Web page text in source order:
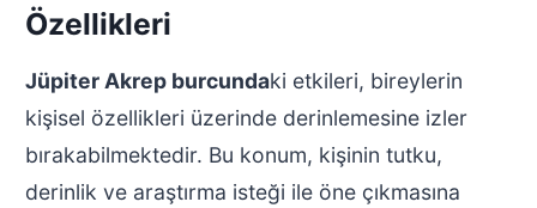
Özellikleri
Jüpiter Akrep burcundaki etkileri, bireylerin
kişisel özellikleri üzerinde derinlemesine izler
bırakabilmektedir. Bu konum, kişinin tutku,
derinlik ve araştırma isteği ile öne çıkmasına